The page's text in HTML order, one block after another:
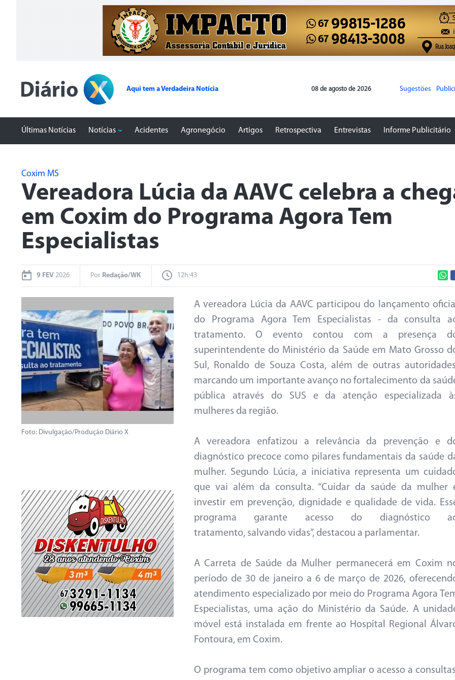
Aqui tem a Verdadeira Notícia 08 de agosto de 2026 Sugestões
Últimas Notícias Notícias Acidentes Agronegócio Artigos Retrospectiva Entrevistas Informe Publicitário
Coxim MS
Vereadora Lúcia da AAVC celebra a
em Coxim do Programa Agora Tem
Especialistas
9 FEV 2026 Por Redação/WK 12h:43
Foto: Divulgação/Produção Diário X
A vereadora Lúcia da AAVC participou do lançamento
do Programa Agora Tem Especialistas - da consulta
tratamento. O evento contou com a presença
superintendente do Ministério da Saúde em Mato Grosso
Sul, Ronaldo de Souza Costa, além de outras
marcando um importante avanço no fortalecimento da
pública através do SUS e da atenção especializada
mulheres da região.
A vereadora enfatizou a relevância da prevenção e
diagnóstico precoce como pilares fundamentais da saúde
mulher. Segundo Lúcia, a iniciativa representa um
que vai além da consulta. “Cuidar da saúde da mulher
investir em prevenção, dignidade e qualidade de vida.
programa garante acesso do diagnóstico
tratamento, salvando vidas”, destacou a parlamentar.
A Carreta de Saúde da Mulher permanecerá em Coxim
período de 30 de janeiro a 6 de março de 2026,
atendimento especializado por meio do Programa Agora
Especialistas, uma ação do Ministério da Saúde. A
móvel está instalada em frente ao Hospital Regional
Fontoura, em Coxim.
O programa tem como objetivo ampliar o acesso a